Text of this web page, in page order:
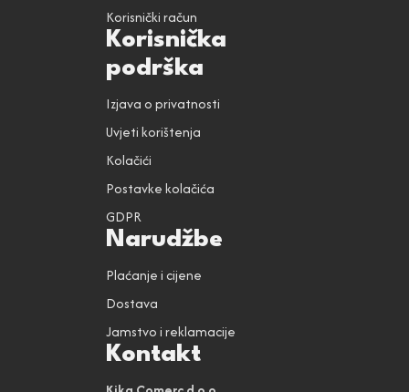
Korisnički račun
Korisnička
podrška
Izjava o privatnosti
Uvjeti korištenja
Kolačići
Postavke kolačića
GDPR
Narudžbe
Plaćanje i cijene
Dostava
Jamstvo i reklamacije
Kontakt